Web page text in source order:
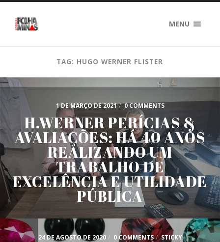
MENU
TAG: HUGO WERNER FLISTER
1 DE MARÇO DE 2021 / 0 COMMENTS
H.WERNER PERÍCIAS &
AVALIAÇÕES: HÁ 40 ANOS
REALIZANDO UM
TRABALHO DE
EXCELÊNCIA E UTILIDADE
PÚBLICA
24 DE AGOSTO DE 2020 / 0 COMMENTS / STICKY